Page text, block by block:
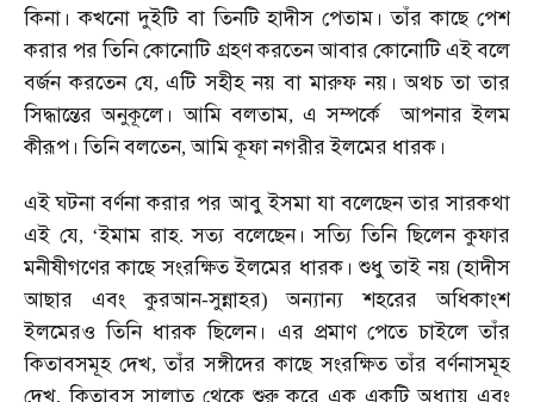
কিনা। কখনো দুইটি বা তিনটি হাদীস পেতাম। তাঁর কাছে পেশ
করারপরতিনিকোনোটি গ্রহণকরতেনআবারকোনোটিএইবলে
বর্জন করতেন যে,এটি সহীহ নয় বা মারুফ নয়। অথচ তা তার
সিদ্ধান্তের অনুকূলে। আমি বলতাম, এ সম্পর্কে আপনার ইলম
কীরূপ। তিনিবলতেন,আমিকূফানগরীরইলমেরধারক।
এই ঘটনা বর্ণনা করার পর আবু ইসমা যা বলেছেন তার সারকথা
এই যে, ‘ইমাম রাহ.সত্য বলেছেন। সত্যি তিনি ছিলেন কুফার
মনীষীগণের কাছে সংরক্ষিত ইলমের ধারক। শুধু তাই নয়(হাদীস
আছার
এবং কুরআন-সুন্নাহর)অন্যান্য শহরের
অধিকাংশ
ইলমেরও তিনি ধারক ছিলেন। এর প্রমাণ পেতে চাইলে তাঁর
কিতাবসমূহ দেখ,তাঁর সঙ্গীদের কাছে সংরক্ষিত তাঁর বর্ণনাসমূহ
দেখ,কিতাবুস সালাত থেকে শুরু করে এক একটি অধ্যায় এবং